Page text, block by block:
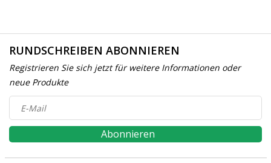
RUNDSCHREIBEN ABONNIEREN
Registrieren Sie sich jetzt für weitere Informationen oder
neue Produkte
Abonnieren